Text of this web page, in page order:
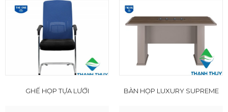
GHẾ HỌP TỰA LƯỚI BÀN HỌP LUXURY SUPREME